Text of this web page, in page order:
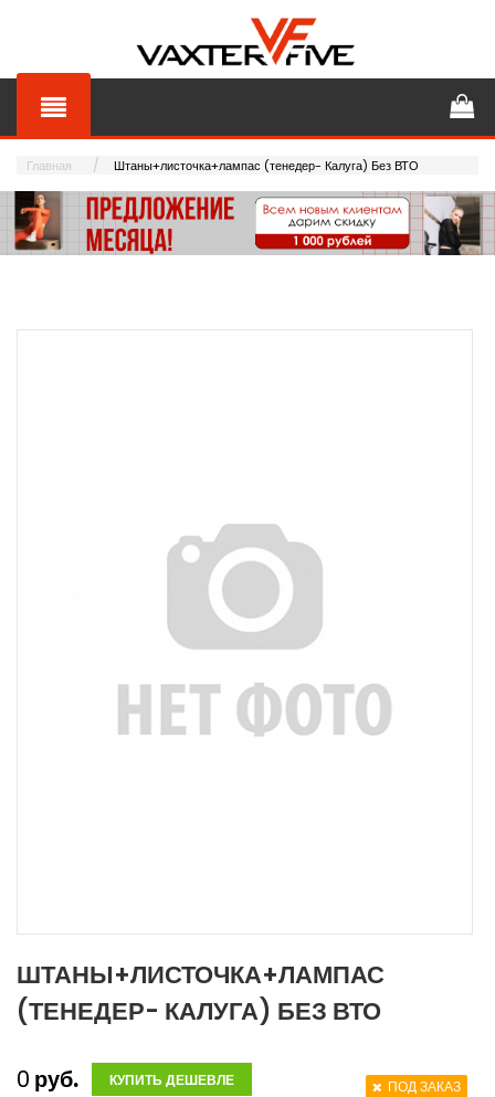
Главная Штаны+листочка+лампас (тенедер- Калуга) Без ВТО
ШТАНЫ+ЛИСТОЧКА+ЛАМПАС
(ТЕНЕДЕР- КАЛУГА) БЕЗ ВТО
0 руб. КУПИТЬ ДЕШЕВЛЕ ПОД ЗАКАЗ